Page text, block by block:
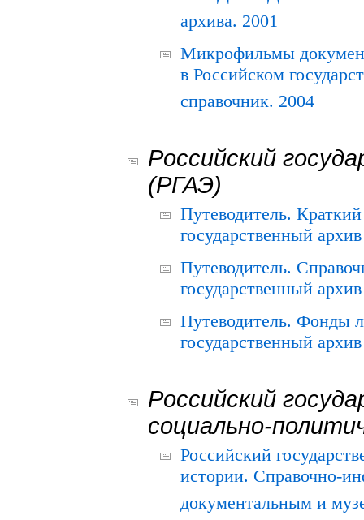
архива. 2001
Микрофильмы
в Российском
справочник. 2004
Российский
(РГАЭ)
Путеводитель.
государственный
Путеводитель.
государственный
Путеводитель. Фонды
государственный
Российский
социально-
Российский
истории. Справочно-
документальным и